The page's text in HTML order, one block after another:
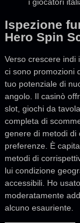
Ispezione
Hero Spin
Verso crescere indi
ci sono promozioni
tuo potenziale di
angolo. Il casinò
slot, giochi da
completa di
genere di metodi di
preferenze. È
metodi di
lui condizione
accessibili. Ho
moderatamente
alcuno esauriente.